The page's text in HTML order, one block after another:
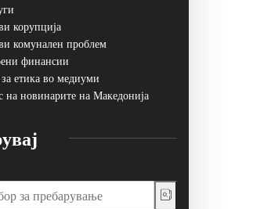
корупција
комунален проблем
финансии
етика во медиуми
на новинарите на Македонија